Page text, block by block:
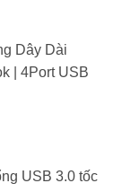
Dây Dài
| 4Port USB
USB 3.0 tốc